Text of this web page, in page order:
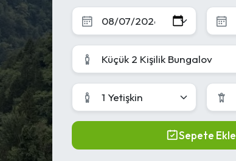
Küçük 2 Kişilik Bungalov
1 Yetişkin
Sepete Ekle